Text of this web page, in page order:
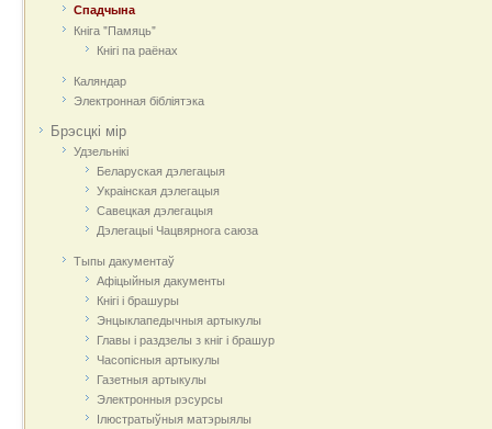
Спадчына
Кніга "Памяць"
Кнігі па раёнах
Каляндар
Электронная бібліятэка
Брэсцкі мір
Удзельнікі
Беларуская дэлегацыя
Украінская дэлегацыя
Савецкая дэлегацыя
Дэлегацыі Чацвярнога саюза
Тыпы дакументаў
Афіцыйныя дакумeнты
Кнігі і брашуры
Энцыклапедычныя артыкулы
Главы і раздзелы з кніг і брашур
Часопісныя артыкулы
Газетныя артыкулы
Электронныя рэсурсы
Ілюстратыўныя матэрыялы